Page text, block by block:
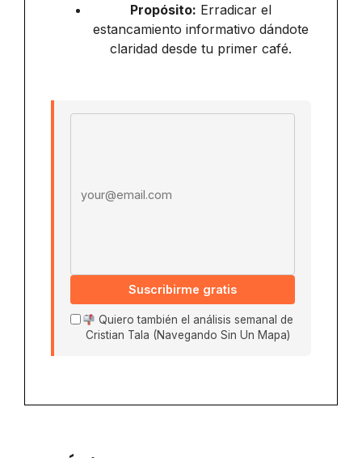
Propósito: Erradicar el
estancamiento informativo dándote
claridad desde tu primer café.
Suscribirme gratis
Quiero también el análisis semanal de
Cristian Tala (Navegando Sin Un Mapa)